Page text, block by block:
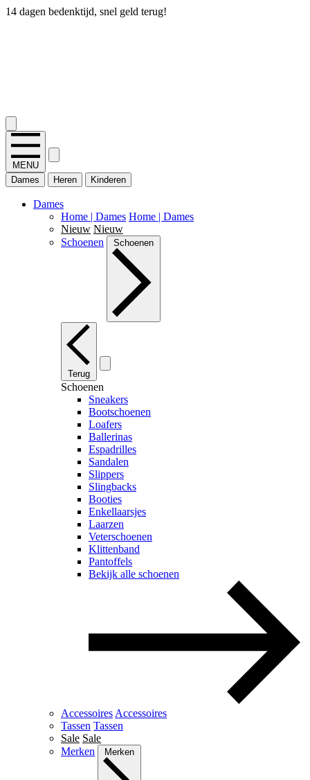
14 dagen bedenktijd, snel geld terug!
MENU
Dames
Heren Kinderen
Dames
Home | Dames Home | Dames
Nieuw Nieuw
Schoenen
Schoenen
Terug
Schoenen
Sneakers
Bootschoenen
Loafers
Ballerinas
Espadrilles
Sandalen
Slippers
Slingbacks
Booties
Enkellaarsjes
Laarzen
Veterschoenen
Klittenband
Pantoffels
Bekijk alle schoenen
Accessoires Accessoires
Tassen Tassen
Sale Sale
Merken
Merken